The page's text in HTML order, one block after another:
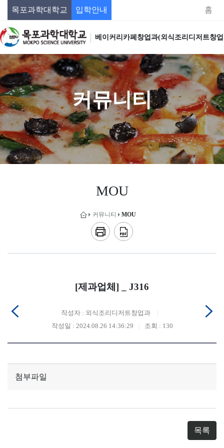
목포과학대학교 입학안내 홈
베이커리카페창업과(외식조리디저트창
커뮤니티
MOU
커뮤니티 MOU
[제과업체] _ J316
작성자 : 외식조리디저트창업과
작성일 : 2024.08.26 14:36:29
조회 : 130
첨부파일
목록